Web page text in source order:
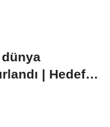
| Hedef